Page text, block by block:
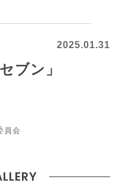
2025.01.31
ブン」
員会